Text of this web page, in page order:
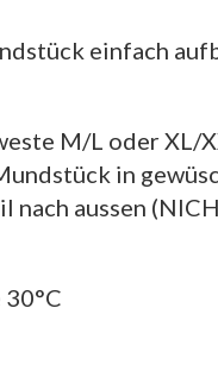
einfach
M/L oder XL/
in
nach aussen